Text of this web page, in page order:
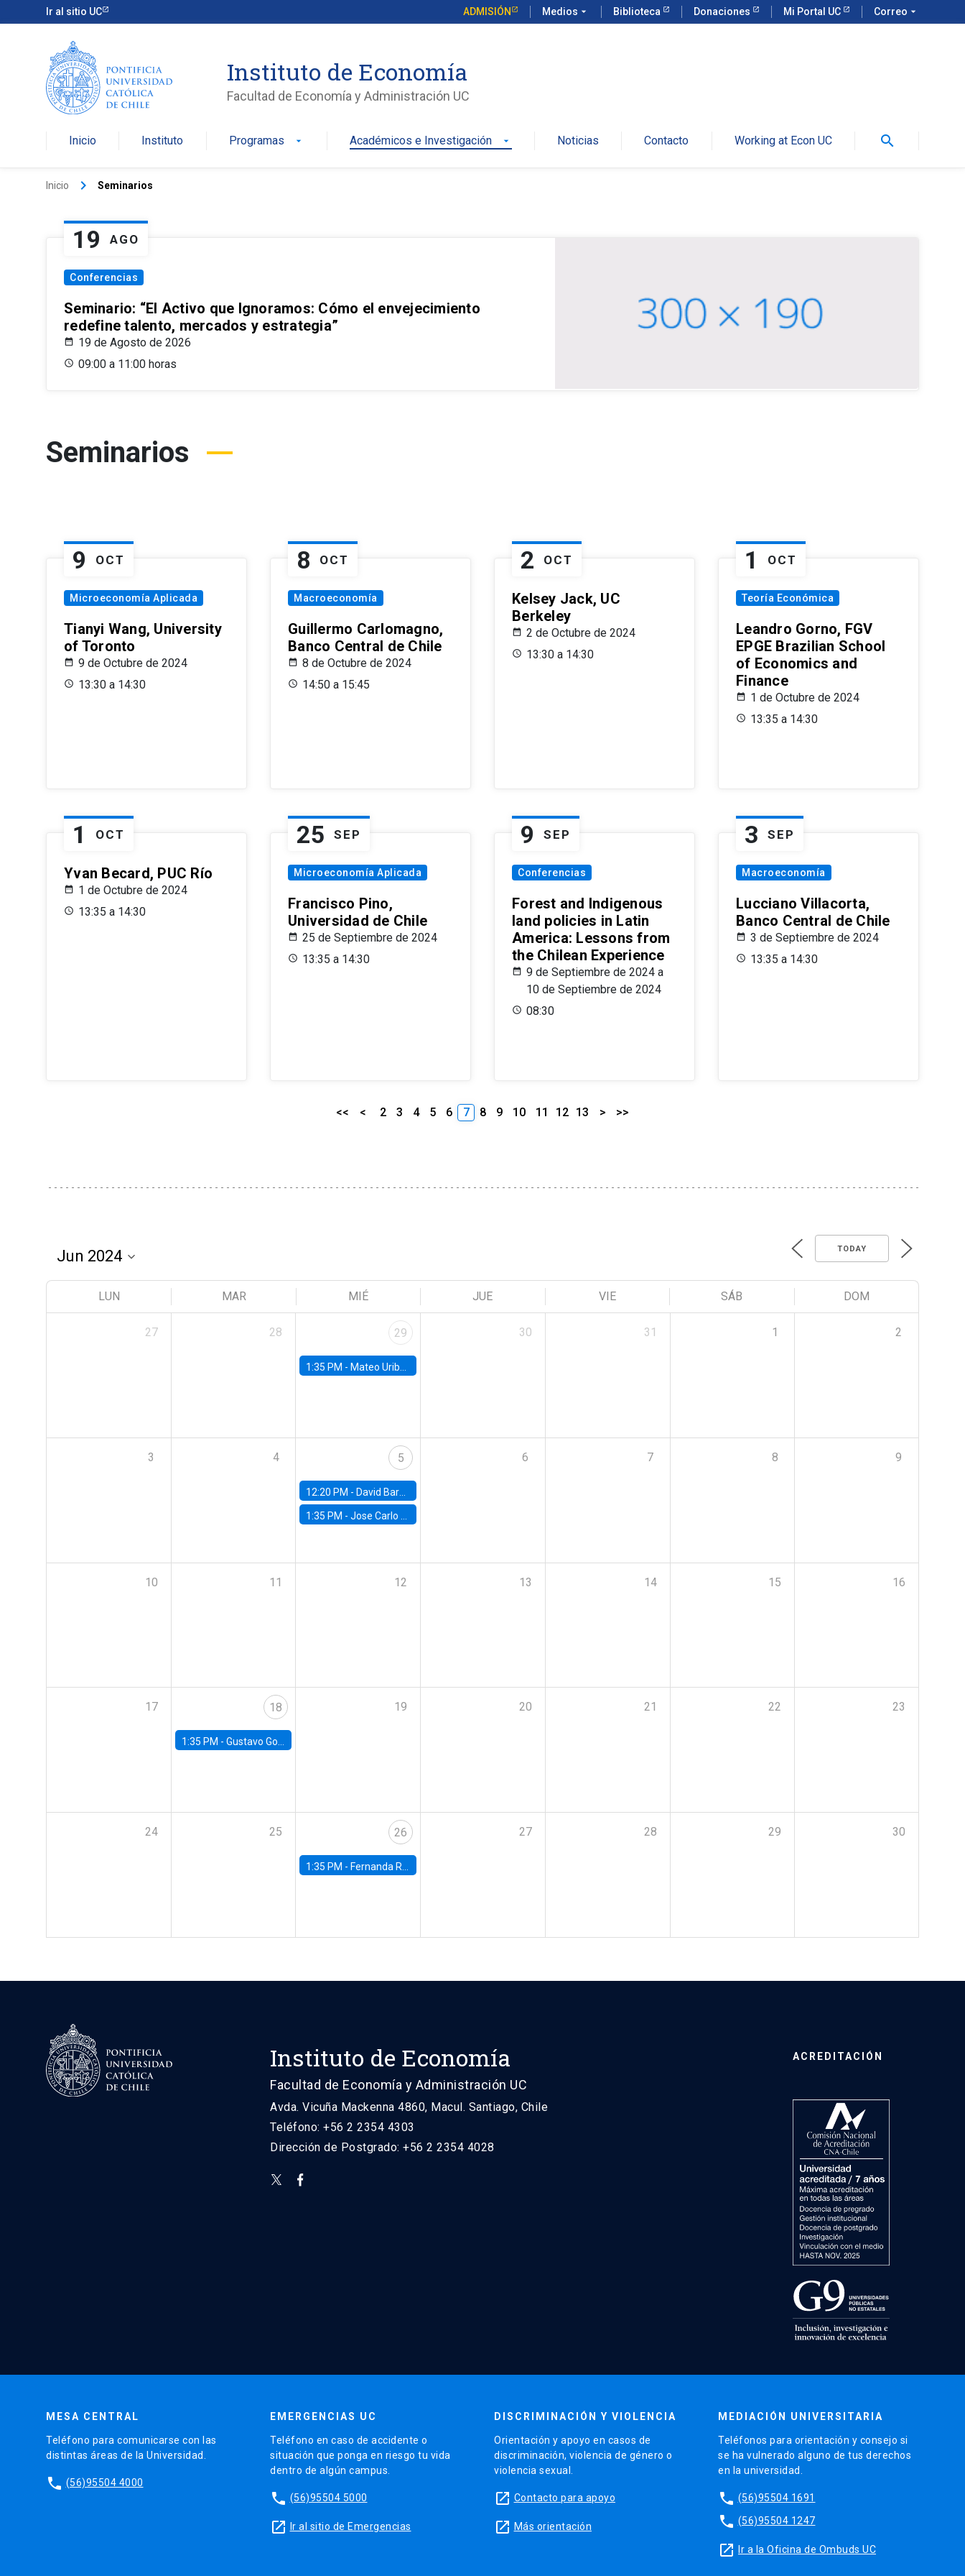
Ir al sitio UC ADMISIÓN Medios arrow_drop_down Biblioteca Donaciones Mi Portal UC Correo arrow_drop_down
Instituto de Economía
Facultad de Economía y Administración UC
Inicio Instituto Programas arrow_drop_down Académicos e Investigación arrow_drop_down Noticias Contacto Working at Econ UC search
Inicio keyboard_arrow_right Seminarios
19 AGO
Conferencias
Seminario: “El Activo que Ignoramos: Cómo el envejecimiento
redefine talento, mercados y estrategia”
19 de Agosto de 2026
09:00 a 11:00 horas
Seminarios
9 OCT
Microeconomía Aplicada
Tianyi Wang, University
of Toronto
9 de Octubre de 2024
13:30 a 14:30
8 OCT
Macroeconomía
Guillermo Carlomagno,
Banco Central de Chile
8 de Octubre de 2024
14:50 a 15:45
2 OCT
Kelsey Jack, UC
Berkeley
2 de Octubre de 2024
13:30 a 14:30
1 OCT
Teoría Económica
Leandro Gorno, FGV
EPGE Brazilian School
of Economics and
Finance
1 de Octubre de 2024
13:35 a 14:30
1 OCT
Yvan Becard, PUC Río
1 de Octubre de 2024
13:35 a 14:30
25 SEP
Microeconomía Aplicada
Francisco Pino,
Universidad de Chile
25 de Septiembre de 2024
13:35 a 14:30
9 SEP
Conferencias
Forest and Indigenous
land policies in Latin
America: Lessons from
the Chilean Experience
9 de Septiembre de 2024 a
10 de Septiembre de 2024
08:30
3 SEP
Macroeconomía
Lucciano Villacorta,
Banco Central de Chile
3 de Septiembre de 2024
13:35 a 14:30
<< < 2 3 4 5 6 7 8 9 10 11 12 13 > >>
TODAY
LUN MAR MIÉ JUE VIE SÁB DOM
27 28 29
1:35 PM - Mateo Uribe-Castro, Universidad de los Andes (Colombia)
30 31 1 2
3 4 5
12:20 PM - David Bardey, Universidad de los Andes - CEDE
1:35 PM -Jose Carlo Bermudez, UC (ME) & World Bank
6 7 8 9
10 11 12 13 14 15 16
17 18
1:35 PM - Gustavo González, Banco Central de Chile
19 20 21 22 23
24 25 26
1:35 PM - Fernanda Rojas Ampuero, University of Wisconsin-Madison
27 28 29 30
Instituto de Economía
Facultad de Economía y Administración UC
Avda. Vicuña Mackenna 4860, Macul. Santiago, Chile
Teléfono: +56 2 2354 4303
Dirección de Postgrado: +56 2 2354 4028
ACREDITACIÓN
MESA CENTRAL
Teléfono para comunicarse con las
distintas áreas de la Universidad.
phone (56)95504 4000
EMERGENCIAS UC
Teléfono en caso de accidente o
situación que ponga en riesgo tu vida
dentro de algún campus.
phone (56)95504 5000
launch Ir al sitio de Emergencias
DISCRIMINACIÓN Y VIOLENCIA
Orientación y apoyo en casos de
discriminación, violencia de género o
violencia sexual.
launch Contacto para apoyo
launch Más orientación
MEDIACIÓN UNIVERSITARIA
Teléfonos para orientación y consejo si
se ha vulnerado alguno de tus derechos
en la universidad.
phone (56)95504 1691
phone (56)95504 1247
launch Ir a la Oficina de Ombuds UC